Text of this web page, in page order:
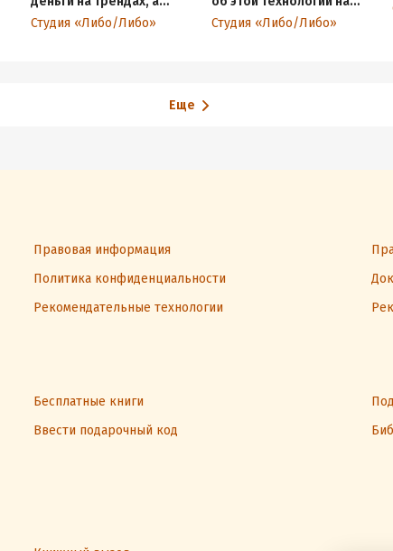
блогеры получают
Грэмми
Студия «Либо/Либо»
блокчейне
Студия «Либо/Либо»
Еще
Правовая информация
Политика конфиденциальности
Рекомендательные технологии
Бесплатные книги
Ввести подарочный код